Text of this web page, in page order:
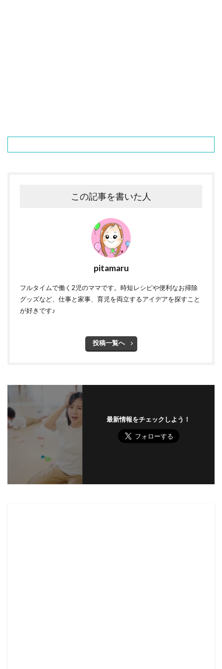
この記事を書いた人
pitamaru
フルタイムで働く2児のママです。時短レシピや便利なお掃除
グッズなど、仕事と家事、育児を両立するアイデアを探すこと
が好きです♪
投稿一覧へ
最新情報をチェックしよう！